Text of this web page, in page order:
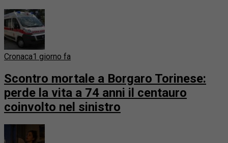
Cronaca1 giorno fa
Scontro mortale a Borgaro Torinese:
perde la vita a 74 anni il centauro
coinvolto nel sinistro